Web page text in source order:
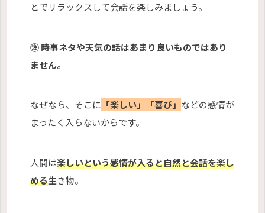
とでリラックスして会話を楽しみましょう。
㊟ 時事ネタや天気の話はあまり良いものではあり
ません。
なぜなら、そこに 「楽しい」「喜び」 などの感情が
まったく入らないからです。
人間は楽しいという感情が入ると自然と会話を楽し
める生き物。